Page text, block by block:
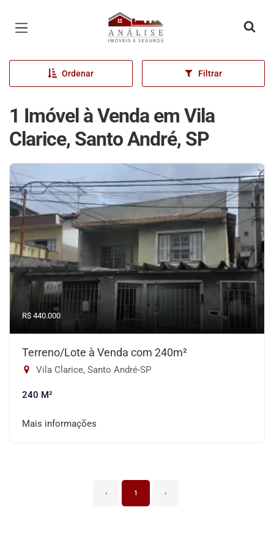
Página inicial
Ordenar Filtrar
1 Imóvel à Venda em Vila
Clarice, Santo André, SP
R$ 440.000
Terreno/Lote à Venda com 240m²
Vila Clarice, Santo André-SP
240 M²
Mais informações
‹ 1 ›